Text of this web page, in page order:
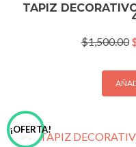
TAPIZ
$1,500.00
¡OFERTA!